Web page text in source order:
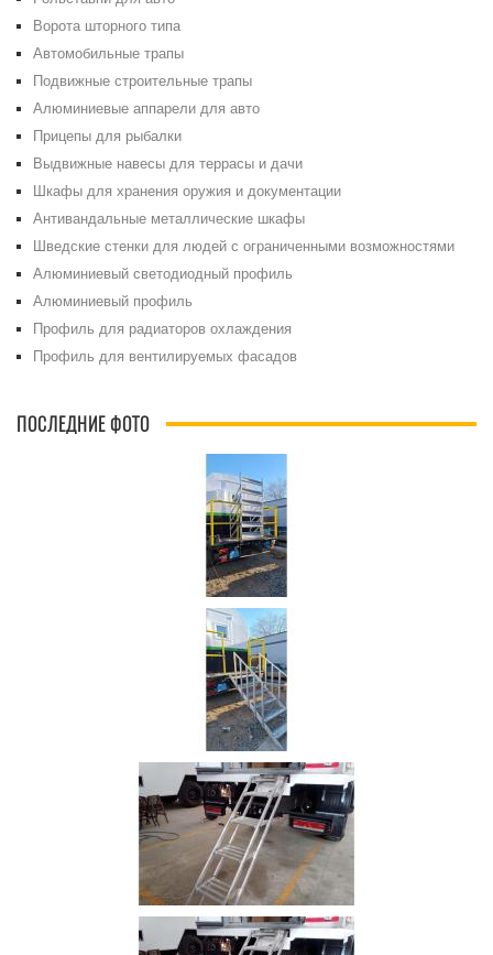
Ворота шторного типа
Автомобильные трапы
Подвижные строительные трапы
Алюминиевые аппарели для авто
Прицепы для рыбалки
Выдвижные навесы для террасы и дачи
Шкафы для хранения оружия и документации
Антивандальные металлические шкафы
Шведские стенки для людей с ограниченными возможностями
Алюминиевый светодиодный профиль
Алюминиевый профиль
Профиль для радиаторов охлаждения
Профиль для вентилируемых фасадов
ПОСЛЕДНИЕ ФОТО